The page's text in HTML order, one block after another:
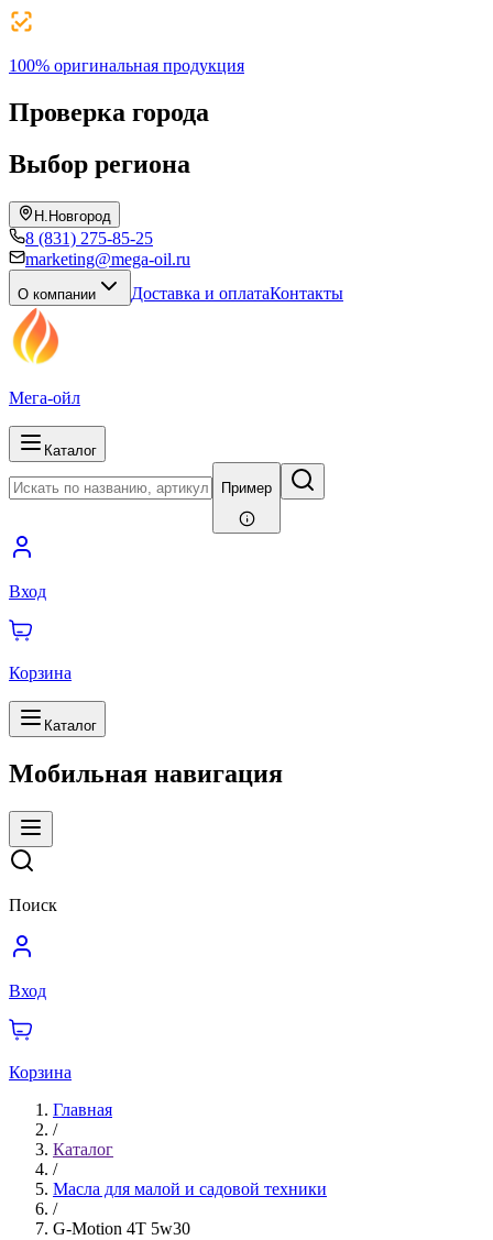
100% оригинальная продукция
Проверка города
Выбор региона
Н.Новгород
8 (831) 275-85-25
marketing@mega-oil.ru
О компании Доставка и оплатаКонтакты
Мега-ойл
Каталог
Пример
Вход
Корзина
Каталог
Мобильная навигация
Поиск
Вход
Корзина
Главная
/
Каталог
/
Масла для малой и садовой техники
/
G-Motion 4Т 5w30